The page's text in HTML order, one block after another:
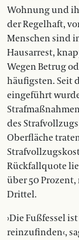
Wohnung und
der Regelhaft,
Menschen sind
Hausarrest,
Wegen Betrug
häufigsten. Seit
eingeführt
des
Oberfläche
Rückfallquote
über 50
Drittel.
›Die Fußfessel
reinzufinden‹,